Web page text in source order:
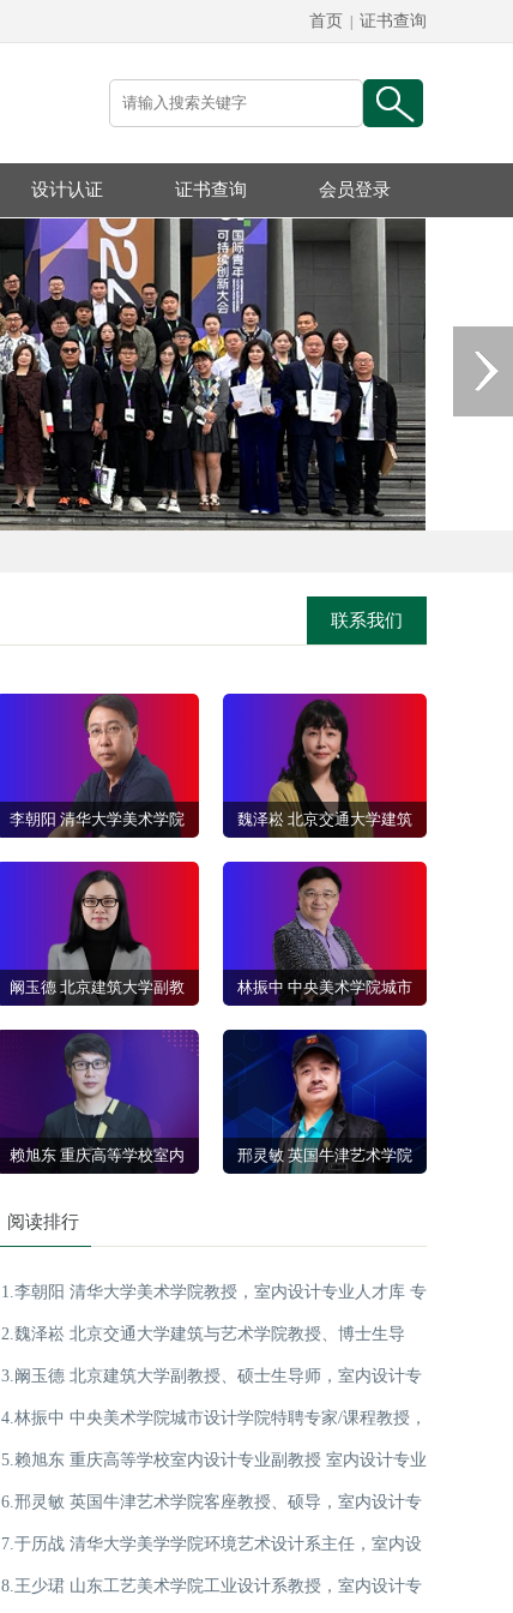
首页 证书查询
设计认证 证书查询 会员登录
联系我们
李朝阳 清华大学美术学院
库 专家顾问
查看详情
魏泽崧 北京交通大学建筑
导师，室内设计专业人才
库 专家顾问
查看详情
阚玉德 北京建筑大学副教
计专业人才库 专家顾问
查看详情
林振中 中央美术学院城市
授，室内设计专业人才库
专家顾问
查看详情
赖旭东 重庆高等学校室内
专业人才库专家顾问
邢灵敏 英国牛津艺术学院
阅读排行
1.李朝阳 清华大学美术学院教授，室内设计专业人才库 专
家顾问
2.魏泽崧 北京交通大学建筑与艺术学院教授、博士生导
师，室内设计专业人才库 专家顾问
3.阚玉德 北京建筑大学副教授、硕士生导师，室内设计专
业人才库 专家顾问
4.林振中 中央美术学院城市设计学院特聘专家/课程教授，
室内设计专业人才库 专家顾问
5.赖旭东 重庆高等学校室内设计专业副教授 室内设计专业
人才库专家顾问
6.邢灵敏 英国牛津艺术学院客座教授、硕导，室内设计专
业人才库 专家顾问
7.于历战 清华大学美学学院环境艺术设计系主任，室内设
计专业人才库 专家顾问
8.王少珺 山东工艺美术学院工业设计系教授，室内设计专